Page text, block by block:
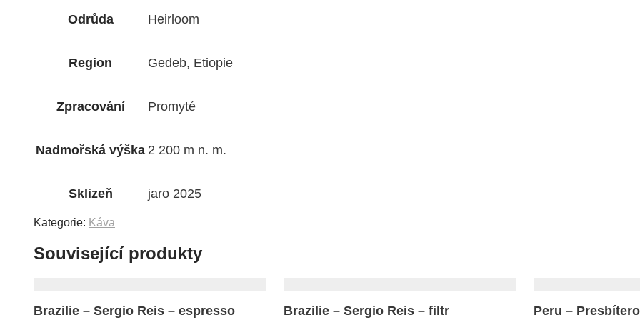
Odrůda Heirloom
Region Gedeb, Etiopie
Zpracování Promyté
Nadmořská výška 2 200 m n. m.
Sklizeň jaro 2025
Kategorie: Káva
Související produkty
Brazilie – Sergio Reis – espresso Brazilie – Sergio Reis – filtr Peru –